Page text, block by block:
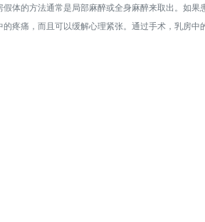
假体的方法通常是局部麻醉或全身麻醉来取出。如
的疼痛，而且可以缓解心理紧张。通过手术，乳房中